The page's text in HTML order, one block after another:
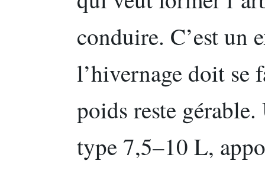
conduire. C’est un
l’hivernage doit se
poids reste
type 7,5–10 L,